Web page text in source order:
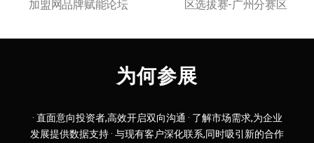
加盟网品牌赋能论坛
区选拔赛-广州分赛区
为何参展
· 直面意向投资者,高效开启双向沟通 · 了解市场需求,为企业
发展提供数据支持 · 与现有客户深化联系,同时吸引新的合作